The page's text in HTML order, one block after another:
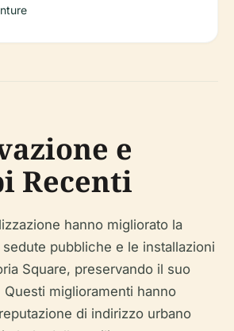
e
Recenti
hanno migliorato la
pubbliche e le installazioni
Square, preservando il suo
miglioramenti hanno
di indirizzo urbano